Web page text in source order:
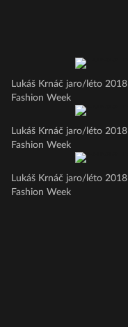
Lukáš Krnáč jaro/léto 2018
Fashion Week
Lukáš Krnáč jaro/léto 2018
Fashion Week
Lukáš Krnáč jaro/léto 2018
Fashion Week